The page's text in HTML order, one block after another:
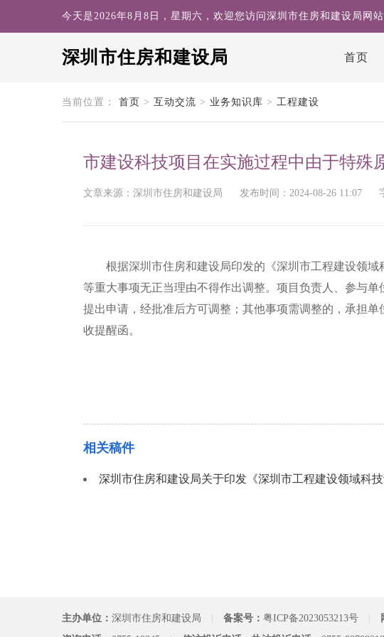
今天是2026年8月8日，星期六，欢迎您访问深圳市住房和建设局网站
深圳市住房和建设局 首页
search
当前位置： 首页 > 互动交流 > 业务知识库 > 工程建设
市建设科技项目在实施过程中由于特殊
文章来源：深圳市住房和建设局 发布时间：2024-08-26 11:07
根据深圳市住房和建设局印发的《深圳市工程建设领域
等重大事项无正当理由不得作出调整。项目负责人、参与
提出申请，经批准后方可调整；其他事项需调整的，承担
收提醒函。
相关稿件
深圳市住房和建设局关于印发《深圳市工程建设领域科
主办单位： 深圳市住房和建设局 备案号： 粤ICP备2023053213号